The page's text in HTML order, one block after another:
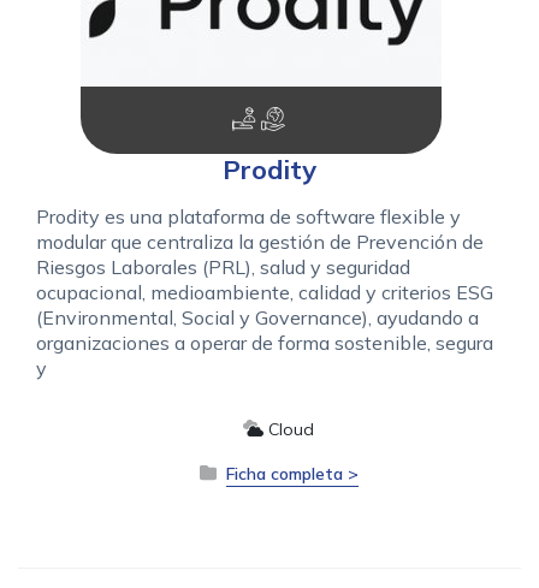
Prodity
Prodity es una plataforma de software flexible y
modular que centraliza la gestión de Prevención de
Riesgos Laborales (PRL), salud y seguridad
ocupacional, medioambiente, calidad y criterios ESG
(Environmental, Social y Governance), ayudando a
organizaciones a operar de forma sostenible, segura
y
Cloud
Ficha completa >